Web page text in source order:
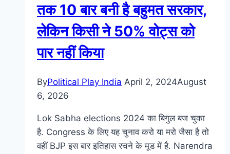
तक 10 बार बनी है बहुमत सरकार,
लेकिन किसी ने 50% वोट्स को
पार नहीं किया
ByPolitical Play India April 2, 2024August
6, 2026
Lok Sabha elections 2024 का बिगुल बज चुका
है. Congress के लिए यह चुनाव करो या मरो जैसा है तो
वहीं BJP इस बार इतिहास रचने के मूड में है. Narendra